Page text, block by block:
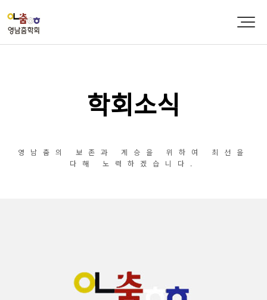
학회소식
영남춤의 보존과 계승을 위하여 최선을
다해 노력하겠습니다.